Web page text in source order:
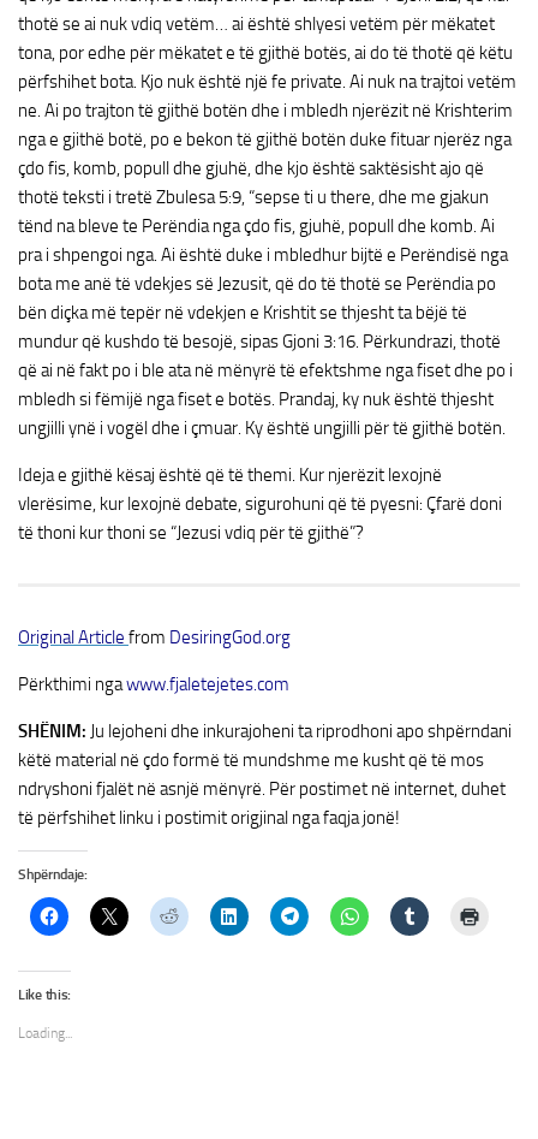
thotë se ai nuk vdiq vetëm… ai është shlyesi vetëm për mëkatet
tona, por edhe për mëkatet e të gjithë botës, ai do të thotë që këtu
përfshihet bota. Kjo nuk është një fe private. Ai nuk na trajtoi vetëm
ne. Ai po trajton të gjithë botën dhe i mbledh njerëzit në Krishterim
nga e gjithë botë, po e bekon të gjithë botën duke fituar njerëz nga
çdo fis, komb, popull dhe gjuhë, dhe kjo është saktësisht ajo që
thotë teksti i tretë Zbulesa 5:9, “sepse ti u there, dhe me gjakun
tënd na bleve te Perëndia nga çdo fis, gjuhë, popull dhe komb. Ai
pra i shpengoi nga. Ai është duke i mbledhur bijtë e Perëndisë nga
bota me anë të vdekjes së Jezusit, që do të thotë se Perëndia po
bën diçka më tepër në vdekjen e Krishtit se thjesht ta bëjë të
mundur që kushdo të besojë, sipas Gjoni 3:16. Përkundrazi, thotë
që ai në fakt po i ble ata në mënyrë të efektshme nga fiset dhe po i
mbledh si fëmijë nga fiset e botës. Prandaj, ky nuk është thjesht
ungjilli ynë i vogël dhe i çmuar. Ky është ungjilli për të gjithë botën.
Ideja e gjithë kësaj është që të themi. Kur njerëzit lexojnë
vlerësime, kur lexojnë debate, sigurohuni që të pyesni: Çfarë doni
të thoni kur thoni se “Jezusi vdiq për të gjithë”?
Original Article from DesiringGod.org
Përkthimi ngawww.fjaletejetes.com
SHËNIM: Ju lejoheni dhe inkurajoheni ta riprodhoni apo shpërndani
këtë material në çdo formë të mundshme me kusht që të mos
ndryshoni fjalët në asnjë mënyrë. Për postimet në internet, duhet
të përfshihet linku i postimit origjinal nga faqja jonë!
Shpërndaje:
Like this:
Loading...